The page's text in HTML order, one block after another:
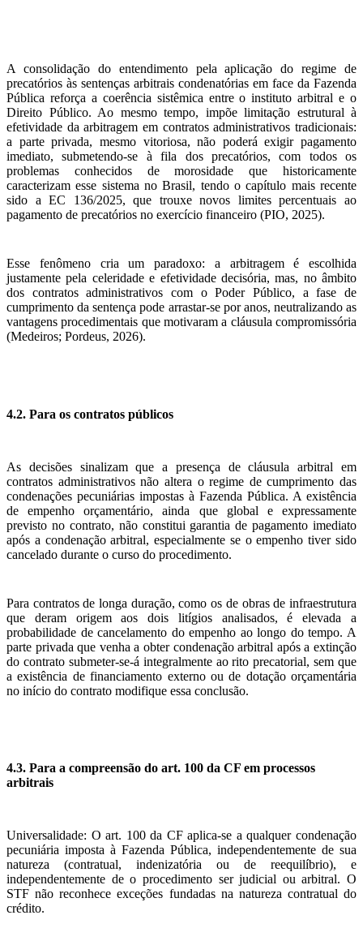
A consolidação do entendimento pela aplicação do regime de
precatórios às sentenças arbitrais condenatórias em face da Fazenda
Pública reforça a coerência sistêmica entre o instituto arbitral e o
Direito Público. Ao mesmo tempo, impõe limitação estrutural à
efetividade da arbitragem em contratos administrativos tradicionais:
a parte privada, mesmo vitoriosa, não poderá exigir pagamento
imediato, submetendo-se à fila dos precatórios, com todos os
problemas conhecidos de morosidade que historicamente
caracterizam esse sistema no Brasil, tendo o capítulo mais recente
sido a EC 136/2025, que trouxe novos limites percentuais ao
pagamento de precatórios no exercício financeiro (PIO, 2025).
Esse fenômeno cria um paradoxo: a arbitragem é escolhida
justamente pela celeridade e efetividade decisória, mas, no âmbito
dos contratos administrativos com o Poder Público, a fase de
cumprimento da sentença pode arrastar-se por anos, neutralizando as
vantagens procedimentais que motivaram a cláusula compromissória
(Medeiros; Pordeus, 2026).
4.2. Para os contratos públicos
As decisões sinalizam que a presença de cláusula arbitral em
contratos administrativos não altera o regime de cumprimento das
condenações pecuniárias impostas à Fazenda Pública. A existência
de empenho orçamentário, ainda que global e expressamente
previsto no contrato, não constitui garantia de pagamento imediato
após a condenação arbitral, especialmente se o empenho tiver sido
cancelado durante o curso do procedimento.
Para contratos de longa duração, como os de obras de infraestrutura
que deram origem aos dois litígios analisados, é elevada a
probabilidade de cancelamento do empenho ao longo do tempo. A
parte privada que venha a obter condenação arbitral após a extinção
do contrato submeter-se-á integralmente ao rito precatorial, sem que
a existência de financiamento externo ou de dotação orçamentária
no início do contrato modifique essa conclusão.
4.3. Para a compreensão do art. 100 da CF em processos
arbitrais
Universalidade: O art. 100 da CF aplica-se a qualquer condenação
pecuniária imposta à Fazenda Pública, independentemente de sua
natureza (contratual, indenizatória ou de reequilíbrio), e
independentemente de o procedimento ser judicial ou arbitral. O
STF não reconhece exceções fundadas na natureza contratual do
crédito.